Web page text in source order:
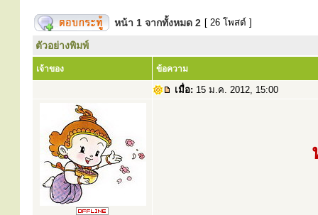
หน้า 1 จากทั้งหมด 2 [ 26 โพสต์ ]
ตัวอย่างพิมพ์
เจ้าของ ข้อความ
เมื่อ: 15 ม.ค. 2012, 15:00